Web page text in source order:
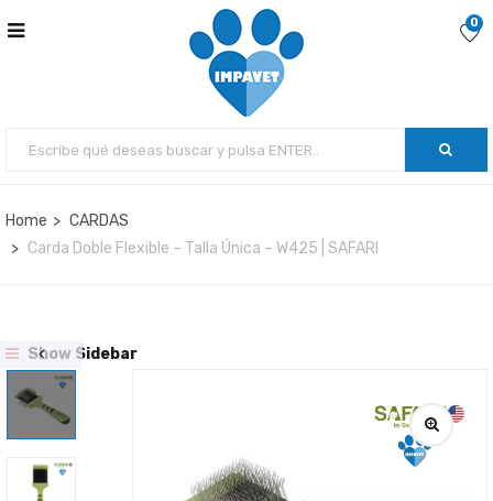
0
Home
CARDAS
Carda Doble Flexible – Talla Única – W425 | SAFARI
Show Sidebar